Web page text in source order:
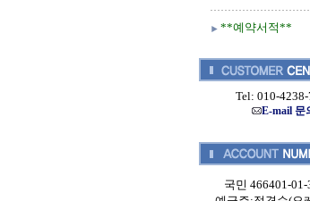
**예약서적**
Tel: 010-
E-mail 문
국민 466401-01-